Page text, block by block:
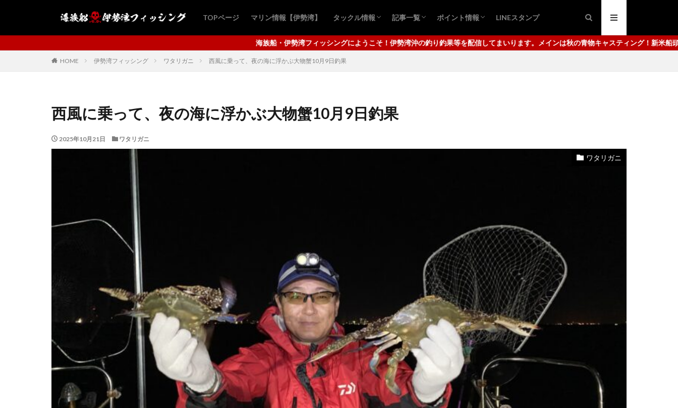
TOPページ マリン情報【伊勢湾】 タックル情報
おすすめ商品
青物ルアー
シーバスルアー
記事一覧
青物キャスティング
シーバスゲーム
ロックフィッシュ
クロダイ釣り
アジ
ワタリガニ
タコ釣り
ポイント情報
四日市港
千代崎港
LINEスタンプ
海族船・伊勢湾フィッシングにようこそ！伊勢湾沖の釣り釣果等を配信してまいります。メインは秋の青物キャスティング！新米船頭の腕っぷしをご覧ください。使用
HOME 伊勢湾フィッシング ワタリガニ 西風に乗って、夜の海に浮かぶ大物蟹10月9日釣果
西風に乗って、夜の海に浮かぶ大物蟹10月9日釣果
2025年10月21日 ワタリガニ
ワタリガニ